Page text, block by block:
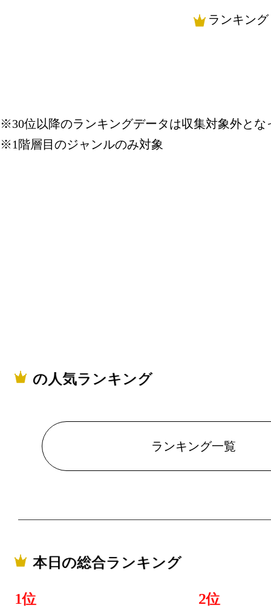
ランキン
※30位以降のランキングデータは収集対象外とな
※1階層目のジャンルのみ対象
の人気ランキング
ランキング一覧
本日の総合ランキング
1位 2位